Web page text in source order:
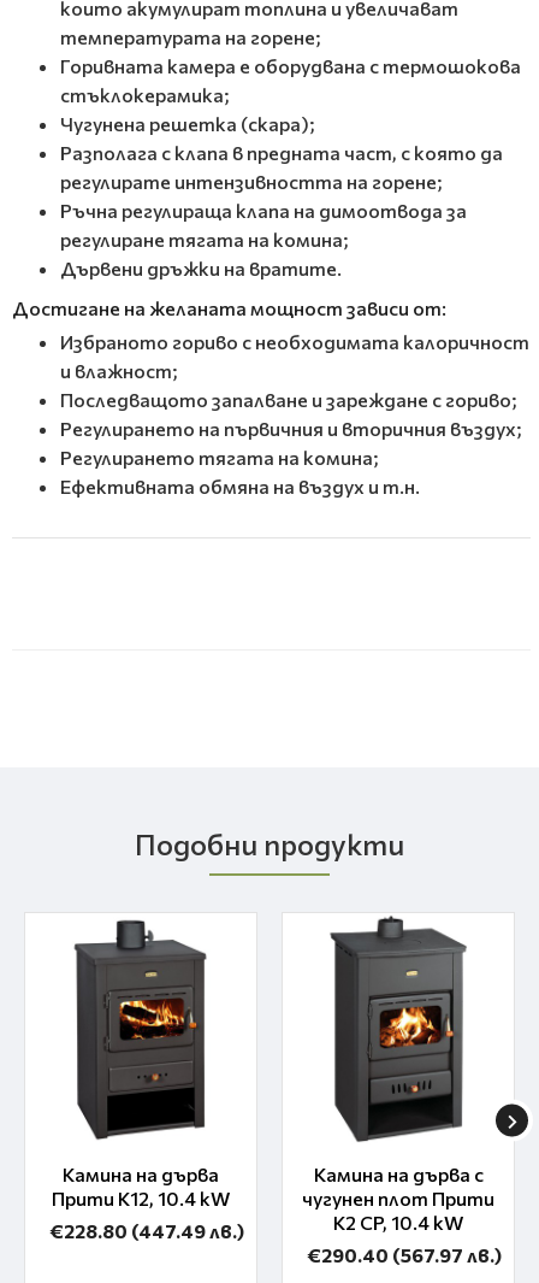
които акумулират топлина и увеличават
температурата на горене;
Горивната камера е оборудвана с термошокова
стъклокерамика;
Чугунена решетка (скара);
Разполага с клапа в предната част, с която да
регулирате интензивността на горене;
Ръчна регулираща клапа на димоотвода за
регулиране тягата на комина;
Дървени дръжки на вратите.
Достигане на желаната мощност зависи от:
Избраното гориво с необходимата калоричност
и влажност;
Последващото запалване и зареждане с гориво;
Регулирането на първичния и вторичния въздух;
Регулирането тягата на комина;
Ефективната обмяна на въздух и т.н.
Подобни продукти
Камина на дърва
Прити K12, 10.4 kW
€228.80 (447.49 лв.)
Камина на дърва с
чугунен плот Прити
K2 CP, 10.4 kW
€290.40 (567.97 лв.)